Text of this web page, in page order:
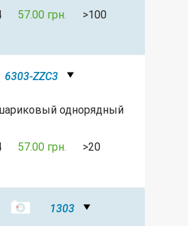
57.00 грн. >100
6303-ZZC3
однорядный
57.00 грн. >20
1303